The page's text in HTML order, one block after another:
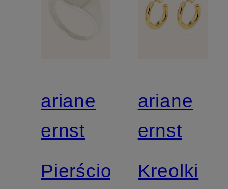
ariane
ernst
Pierścionek
ariane
ernst
Kreolki